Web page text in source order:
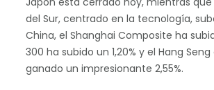
del Sur, centrado en la tecnología,
China, el Shanghai Composite ha
300 ha subido un 1,20% y el Hang
ganado un impresionante 2,55%.